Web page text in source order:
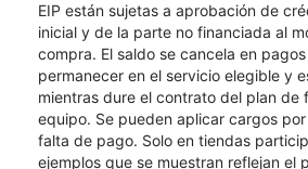
EIP están sujetas a aprobación de
inicial y de la parte no financiada al
compra. El saldo se cancela en
permanecer en el servicio elegible y
mientras dure el contrato del plan de
equipo. Se pueden aplicar cargos
falta de pago. Solo en tiendas
ejemplos que se muestran reflejan el